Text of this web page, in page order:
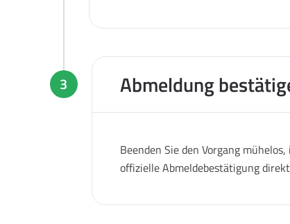
3 Abmeldung
Beenden Sie den Vorgang
offizielle Abmeldebestätigung